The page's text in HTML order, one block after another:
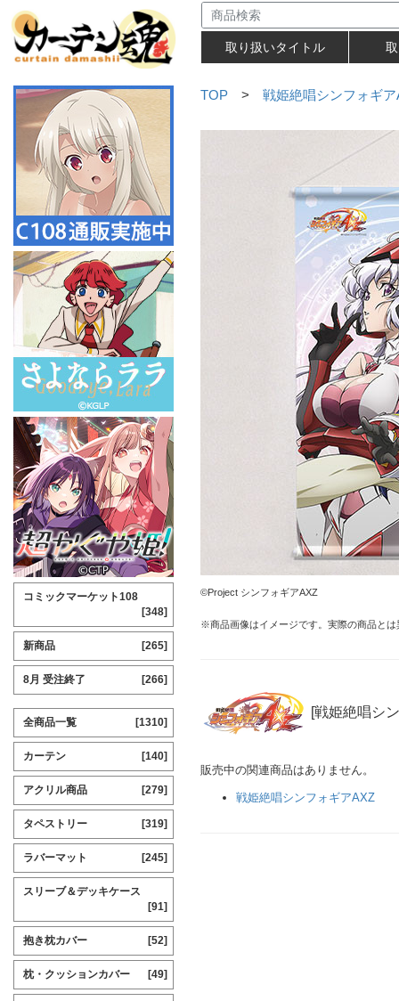
取り扱いタイトル
TOP > 戦姫絶唱シンフォギア
©Project シンフォギアAXZ
※商品画像はイメージです。実際の商品と
[戦姫絶唱シ
販売中の関連商品はありません。
戦姫絶唱シンフォギアAXZ
コミックマーケット108
[348]
新商品 [265]
8月 受注終了 [266]
全商品一覧 [1310]
カーテン [140]
アクリル商品 [279]
タペストリー [319]
ラバーマット [245]
スリーブ＆デッキケース
[91]
抱き枕カバー [52]
枕・クッションカバー [49]